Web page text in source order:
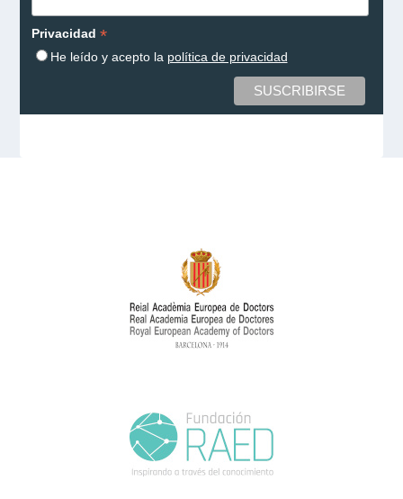
Privacidad *
He leído y acepto la política de privacidad